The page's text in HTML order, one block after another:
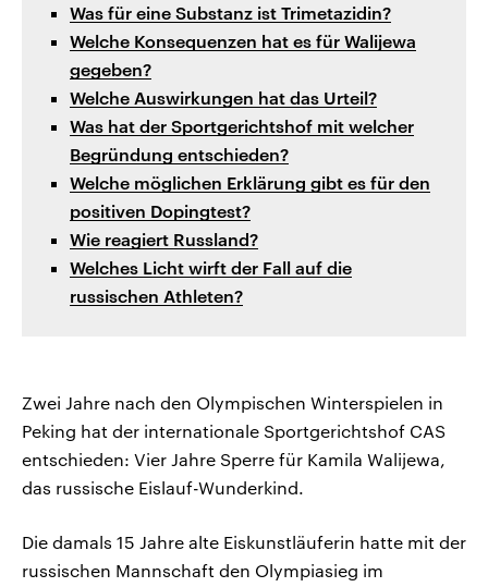
Was für eine Substanz ist Trimetazidin?
Welche Konsequenzen hat es für Walijewa
gegeben?
Welche Auswirkungen hat das Urteil?
Was hat der Sportgerichtshof mit welcher
Begründung entschieden?
Welche möglichen Erklärung gibt es für den
positiven Dopingtest?
Wie reagiert Russland?
Welches Licht wirft der Fall auf die
russischen Athleten?
Zwei Jahre nach den Olympischen Winterspielen in
Peking hat der internationale Sportgerichtshof CAS
entschieden: Vier Jahre Sperre für Kamila Walijewa,
das russische Eislauf-Wunderkind.
Die damals 15 Jahre alte Eiskunstläuferin hatte mit der
russischen Mannschaft den Olympiasieg im